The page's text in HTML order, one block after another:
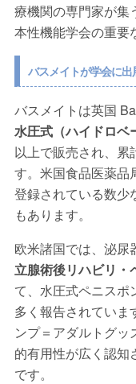
療機関の専門家が集
本性機能学会の重要
バスメイトが学会に出
バスメイトは英国
水圧式（ハイドロベ
以上で販売され、累
す。米国食品医薬品
登録されている数少
もあります。
欧米諸国では、泌尿
立腺術後リハビリ・
て、水圧式ペニスポ
多く報告されていま
ンプ＝アダルトグ
的有用性が広く認知
です。